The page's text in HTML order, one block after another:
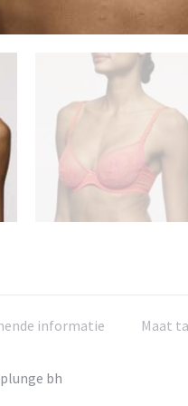
informatie Maat
bh